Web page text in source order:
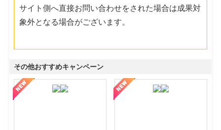
サイト側へ直接お問い合わせをされた場合は成果対
象外となる場合がございます。
その他おすすめキャンペーン